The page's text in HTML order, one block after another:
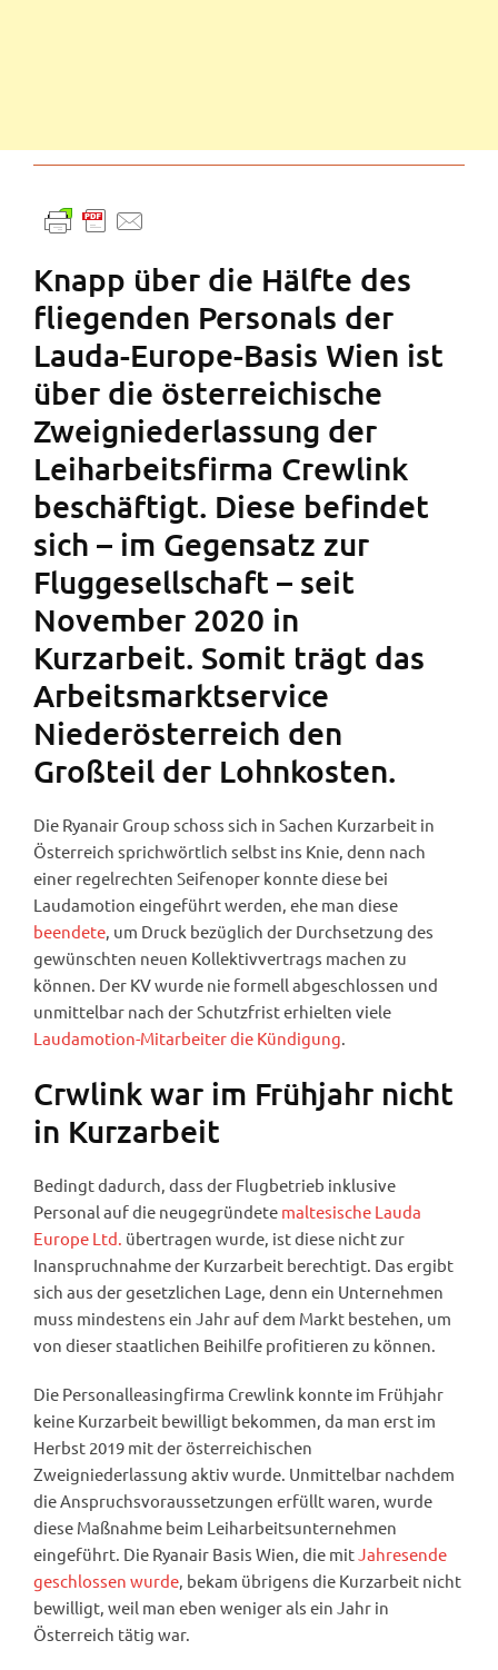
Knapp über die Hälfte des
fliegenden Personals der
Lauda-Europe-Basis Wien ist
über die österreichische
Zweigniederlassung der
Leiharbeitsfirma Crewlink
beschäftigt. Diese befindet
sich – im Gegensatz zur
Fluggesellschaft – seit
November 2020 in
Kurzarbeit. Somit trägt das
Arbeitsmarktservice
Niederösterreich den
Großteil der Lohnkosten.
Die Ryanair Group schoss sich in Sachen Kurzarbeit in
Österreich sprichwörtlich selbst ins Knie, denn nach
einer regelrechten Seifenoper konnte diese bei
Laudamotion eingeführt werden, ehe man diese
beendete, um Druck bezüglich der Durchsetzung des
gewünschten neuen Kollektivvertrags machen zu
können. Der KV wurde nie formell abgeschlossen und
unmittelbar nach der Schutzfrist erhielten viele
Laudamotion-Mitarbeiter die Kündigung.
Crwlink war im Frühjahr nicht
in Kurzarbeit
Bedingt dadurch, dass der Flugbetrieb inklusive
Personal auf die neugegründete maltesische Lauda
Europe Ltd. übertragen wurde, ist diese nicht zur
Inanspruchnahme der Kurzarbeit berechtigt. Das ergibt
sich aus der gesetzlichen Lage, denn ein Unternehmen
muss mindestens ein Jahr auf dem Markt bestehen, um
von dieser staatlichen Beihilfe profitieren zu können.
Die Personalleasingfirma Crewlink konnte im Frühjahr
keine Kurzarbeit bewilligt bekommen, da man erst im
Herbst 2019 mit der österreichischen
Zweigniederlassung aktiv wurde. Unmittelbar nachdem
die Anspruchsvoraussetzungen erfüllt waren, wurde
diese Maßnahme beim Leiharbeitsunternehmen
eingeführt. Die Ryanair Basis Wien, die mitJahresende
geschlossen wurde, bekam übrigens die Kurzarbeit nicht
bewilligt, weil man eben weniger als ein Jahr in
Österreich tätig war.